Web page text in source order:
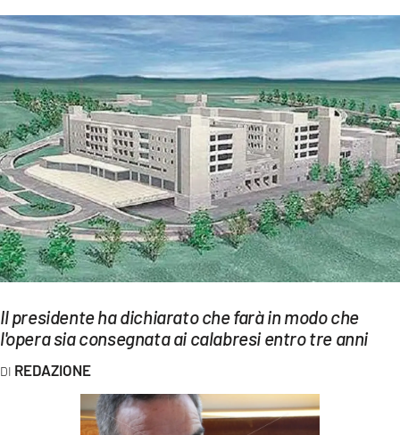
AMBIENTE
SOCIETÀ
CULTURA
ECONOMIA E LAVORO
EVENTI
SPORT
Streaming
LAC NETWORK
LAC ONAIR
Il presidente ha dichiarato che farà in modo che
l'opera sia consegnata ai calabresi entro tre anni
REDAZIONE